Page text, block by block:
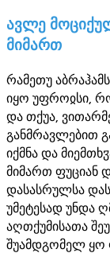
ავლე
მიმართ
რამეთუ
იყო უფროჲსი,
და თქუა,
განმრავლებით
იქმნა და
მიმართ ფუციან
დასასრულსა
უმეტესად უნდა
აღთქუმისათა
შუამდგომელ ყო